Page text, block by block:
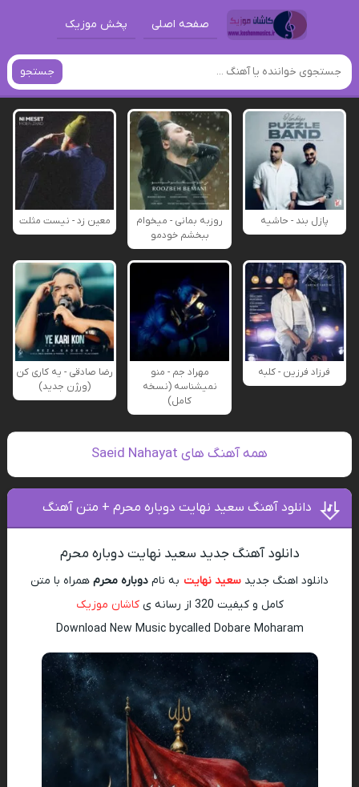
صفحه اصلی پخش موزیک
جستجو
پازل بند - حاشیه
روزبه بمانی - میخوام
ببخشم خودمو
معین زد - نیست مثلت
فرزاد فرزین - کلبه
مهراد جم - منو
نمیشناسه (نسخه
کامل)
رضا صادقی - یه کاری کن
(ورژن جدید)
همه آهنگ های Saeid Nahayat
دانلود آهنگ سعید نهایت دوباره محرم + متن آهنگ
دانلود آهنگ جدید سعید نهایت دوباره محرم
دانلود اهنگ جدید سعید نهایت به نام دوباره محرم همراه با متن
کامل و کیفیت 320 از رسانه ی
کاشان موزیک
Download New Music bycalled Dobare Moharam